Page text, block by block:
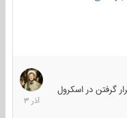
در اسکرول
7
آذر
1403